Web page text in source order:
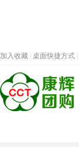
加入收藏 桌面快捷方式